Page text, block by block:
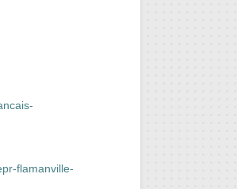
flamanville-